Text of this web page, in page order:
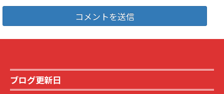
ブログ更新日